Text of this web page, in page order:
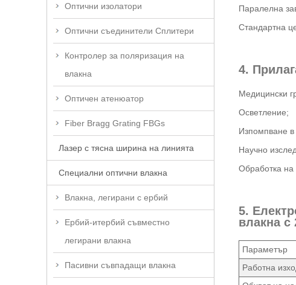
Оптични изолатори
Оптични съединители Сплитери
Контролер за поляризация на
влакна
Оптичен атенюатор
Fiber Bragg Grating FBGs
Лазер с тясна ширина на линията
Специални оптични влакна
Влакна, легирани с ербий
Ербий-итербий съвместно
легирани влакна
Пасивни съвпадащи влакна
Паралелна
Стандартна
4.
Медицински
Осветление;
Изпомпване в
Научно
Обработка на
5.
влакна
Параметър
Работна